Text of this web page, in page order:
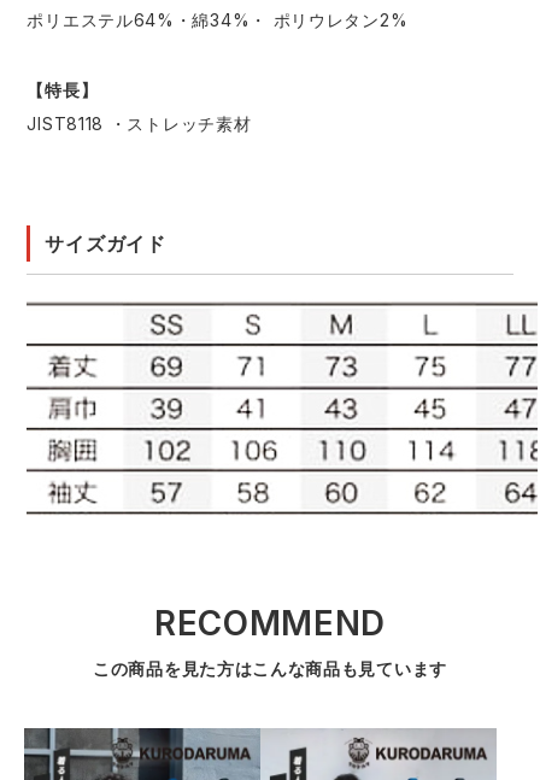
ポリエステル64%・綿34%・ ポリウレタン2%
【特長】
JIST8118 ・ストレッチ素材
サイズガイド
RECOMMEND
この商品を見た方はこんな商品も見ています